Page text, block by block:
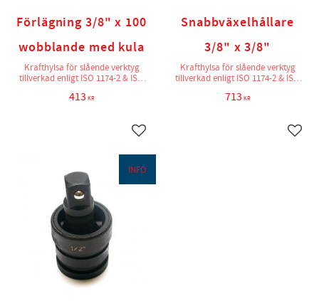
Förlägning 3/8" x 100
wobblande med kula
Krafthylsa för slående verktyg
tillverkad enligt ISO 1174-2 & ISO
413 KR
Lägg till i favoriter
Snabbväxelhållare
3/8" x 3/8"
Krafthylsa för slående verktyg
tillverkad enligt ISO 1174-2 & ISO
713 KR
INFO